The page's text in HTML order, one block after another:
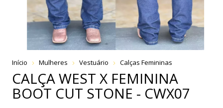
Início Mulheres Vestuário Calças Femininas
CALÇA WEST X FEMININA
BOOT CUT STONE - CWX07